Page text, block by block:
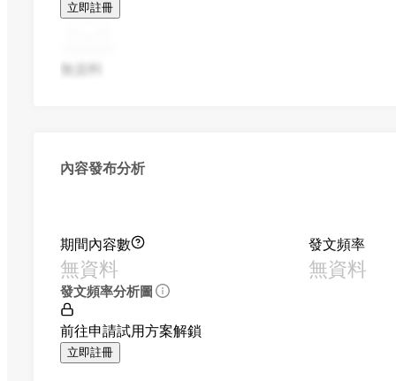
立即註冊
無資料
內容發布分析
期間內容數
無資料
發文頻率
無資料
發文頻率分析圖
前往申請試用方案解鎖
立即註冊